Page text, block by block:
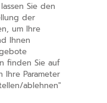
Sie den
der
um Ihre
Ihnen
finden Sie auf
Ihre Parameter
ablehnen"